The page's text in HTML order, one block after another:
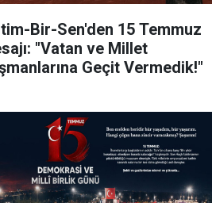
Bir-Sen'den 15 Temmuz
"Vatan ve Millet
Geçit Vermedik!"